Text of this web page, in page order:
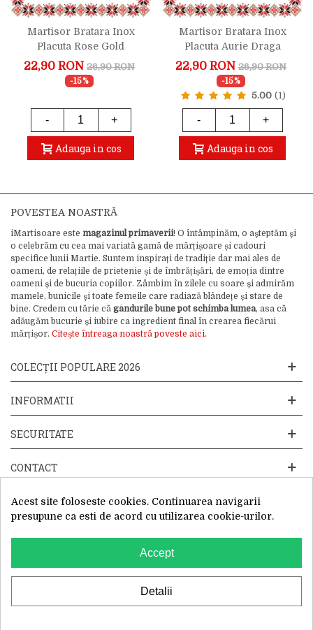
Martisor Bratara Inox
Placuta Rose Gold
Zambeste Iubeste Traieste
22,90 RON 26,90 RON
-15%
- +
Adauga in cos
Martisor Bratara Inox
Placuta Aurie Draga
Educatoare
22,90 RON 26,90 RON
-15%
5.00 (1)
- +
Adauga in cos
POVESTEA NOASTRĂ
iMartisoare este magazinul primăverii! O întâmpinăm, o așteptăm și
o celebrăm cu cea mai variată gamă de mărțișoare și cadouri
specifice lunii Martie. Suntem inspirați de tradiție dar mai ales de
oameni, de relațiile de prietenie și de îmbrățișări, de emoția dintre
oameni și de bucuria copiilor. Zâmbim în zilele cu soare și admirăm
mamele, bunicile și toate femeile care radiază blândețe și stare de
bine. Credem cu tărie că gândurile bune pot schimba lumea, asa că
adăugăm bucurie și iubire ca ingredient final în crearea fiecărui
mărțișor. Citește întreaga noastră poveste aici.
COLECȚII POPULARE 2026
INFORMATII
SECURITATE
CONTACT
Website operat de: Primavara in dar SRL, Cod Fiscal: 52428019, Reg.
Com: J2025066115002, Sediu Social:Sos. Unirii 201-203C, Caciulati,
Acest site foloseste cookies. Continuarea navigarii
presupune ca esti de acord cu utilizarea cookie-urilor.
Accept
Detalii